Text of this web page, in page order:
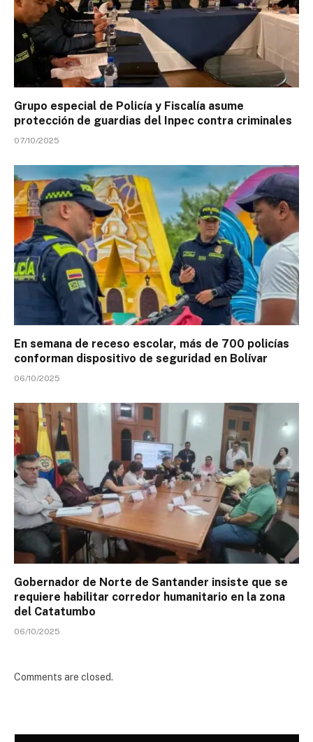
Grupo especial de Policía y Fiscalía asume
protección de guardias del Inpec contra criminales
07/10/2025
En semana de receso escolar, más de 700 policías
conforman dispositivo de seguridad en Bolívar
06/10/2025
Gobernador de Norte de Santander insiste que se
requiere habilitar corredor humanitario en la zona
del Catatumbo
06/10/2025
Comments are closed.